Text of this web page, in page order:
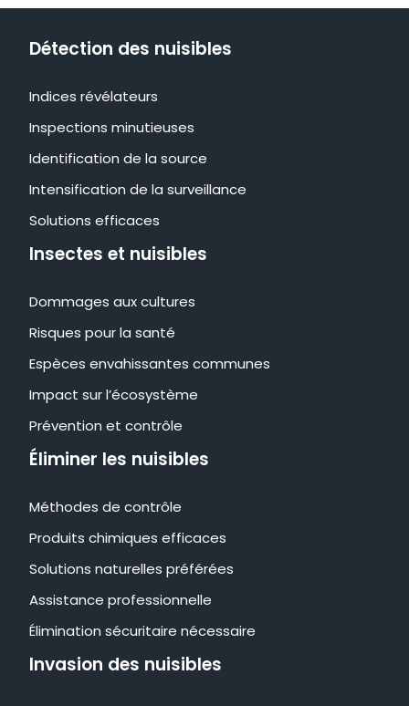
Détection des nuisibles
Indices révélateurs
Inspections minutieuses
Identification de la source
Intensification de la surveillance
Solutions efficaces
Insectes et nuisibles
Dommages aux cultures
Risques pour la santé
Espèces envahissantes communes
Impact sur l’écosystème
Prévention et contrôle
Éliminer les nuisibles
Méthodes de contrôle
Produits chimiques efficaces
Solutions naturelles préférées
Assistance professionnelle
Élimination sécuritaire nécessaire
Invasion des nuisibles